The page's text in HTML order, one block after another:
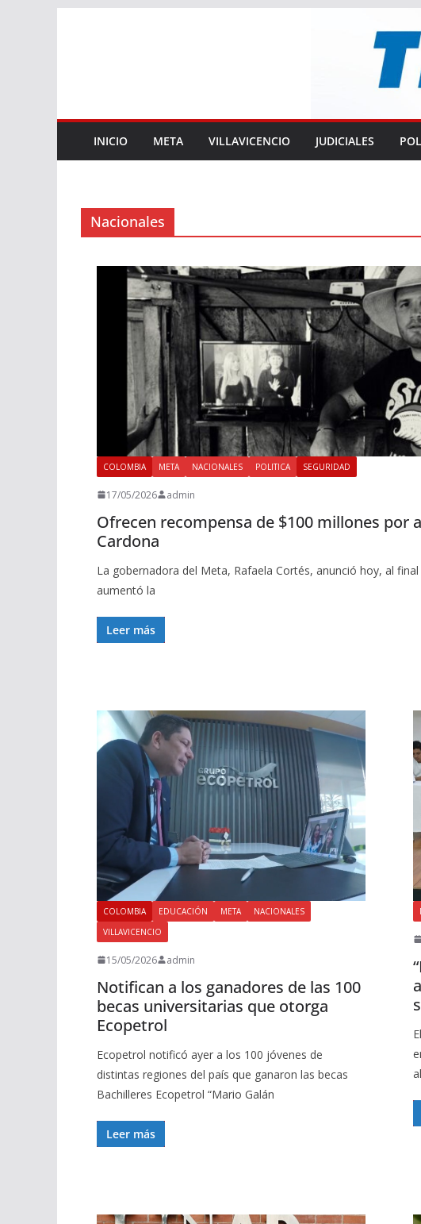
INICIO META VILLAVICENCIO JUDICIALES
Nacionales
COLOMBIA META NACIONALES POLITICA SEGURIDAD
17/05/2026 admin
Ofrecen recompensa de $100 millones por
Cardona
La gobernadora del Meta, Rafaela Cortés, anunció hoy, al
aumentó la
Leer más
COLOMBIA EDUCACIÓN META
NACIONALES
VILLAVICENCIO
15/05/2026 admin
Notifican a los ganadores de las 100
becas universitarias que otorga
Ecopetrol
Ecopetrol notificó ayer a los 100 jóvenes de
distintas regiones del país que ganaron las becas
Bachilleres Ecopetrol “Mario Galán
Leer más